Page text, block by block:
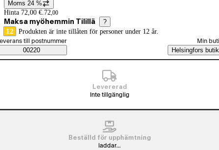
Prisinformation
Moms 24 %
Hinta 72,00 €. 72,00
Maksa myöhemmin Tilillä ?
12 Produkten är inte tillåten för personer under 12 år.
Saatavuustiedot
beställningssätt
till postnummer
00220
Min
Helsingfors butik
Levererad
Inte tillgänglig
Beställd för upphämtning
laddar...